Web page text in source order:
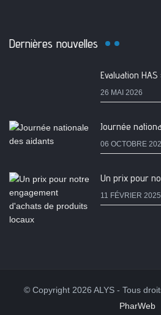
Dernières nouvelles
26 MAI 2026
Journée
06 OCTOBRE
11 FÉVRIER 2025
© Copyright 2026 ALYS - Tous
PharWeb